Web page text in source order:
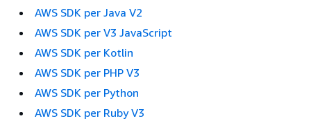
AWS SDK per Java V2
AWS SDK per V3 JavaScript
AWS SDK per Kotlin
AWS SDK per PHP V3
AWS SDK per Python
AWS SDK per Ruby V3